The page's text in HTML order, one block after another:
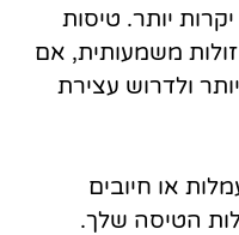
יותר. טיסות
משמעותית, אם
ולדרוש עצירת
או חיובים
הטיסה שלך.